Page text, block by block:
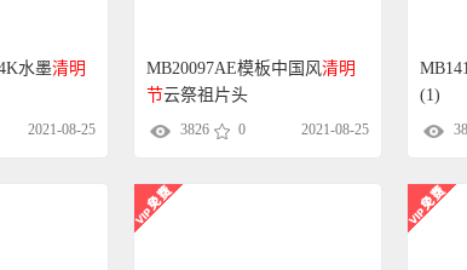
水墨清明
2021-08-25
MB20097AE模板中国风清明
节云祭祖片头
3826 0 2021-08-25
(1)